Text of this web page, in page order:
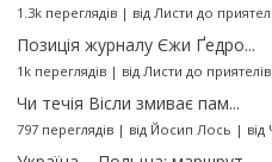
1.3k переглядів| від Листи до
Позиція журналу Єжи Ґедро...
1k переглядів| від Листи до приятелів
Чи течія Вісли змиває пам...
797 переглядів| від Йосип Лось |